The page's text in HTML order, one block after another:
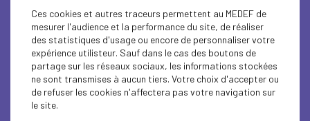
faire l’objet d’un accord avant la crise du Covid-19.
Pour Ursula von der Leyen : « Nous ne pouvons
pas prendre deux ou trois ans pour inventer de
nouveaux outils (...) le CFP est l'outil le plus
puissant dont nous disposons ».
Relations UE-UK : le gouvernement
britannique souhaite toujours un accord d’ici
Ces cookies et autres traceurs permettent au MEDEF de
mesurer l'audience et la performance du site, de réaliser
des statistiques d'usage ou encore de personnaliser votre
expérience utilisteur. Sauf dans le cas des boutons de
partage sur les réseaux sociaux, les informations stockées
ne sont transmises à aucun tiers. Votre choix d'accepter ou
de refuser les cookies n'affectera pas votre navigation sur
le site.